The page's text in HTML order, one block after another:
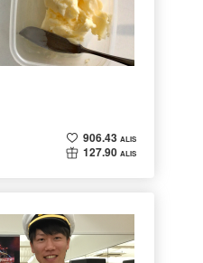
906.43 ALIS
127.90 ALIS